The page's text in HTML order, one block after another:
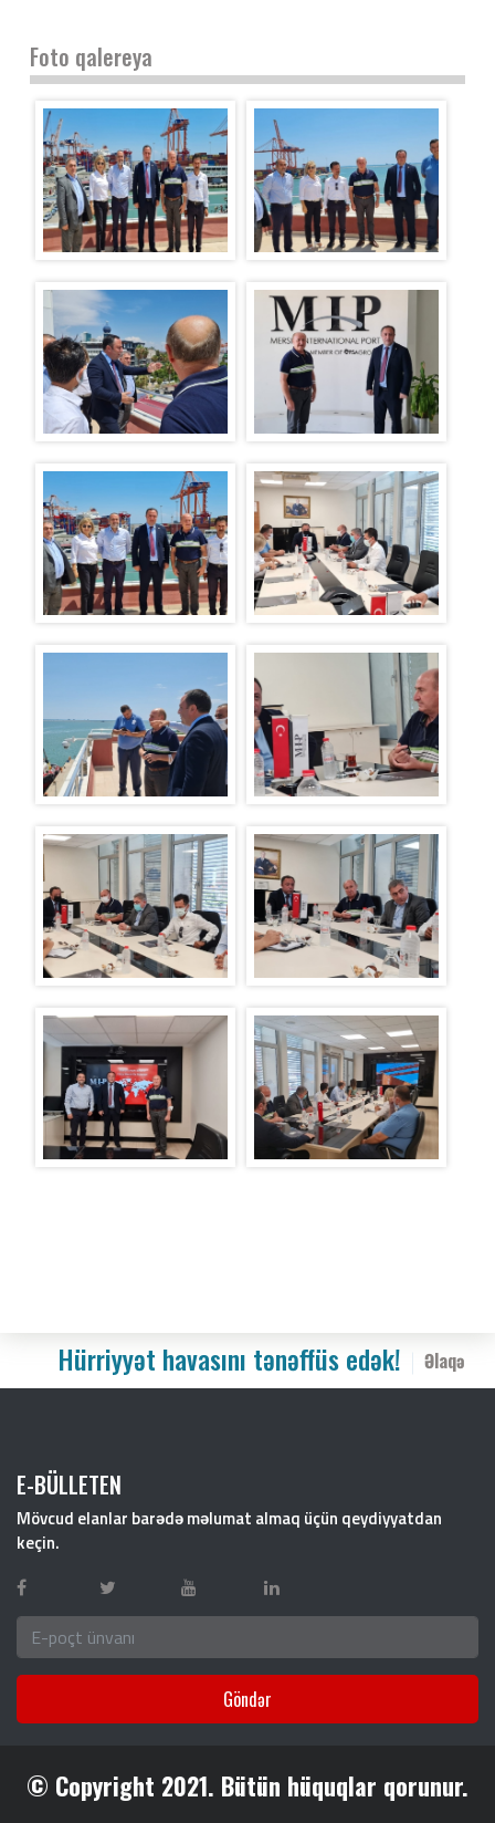
Foto qalereya
Hürriyyət havasını tənəffüs edək! Əlaqə
E-BÜLLETEN
Mövcud elanlar barədə məlumat almaq üçün qeydiyyatdan
keçin.
Göndər
© Copyright 2021. Bütün hüquqlar qorunur.